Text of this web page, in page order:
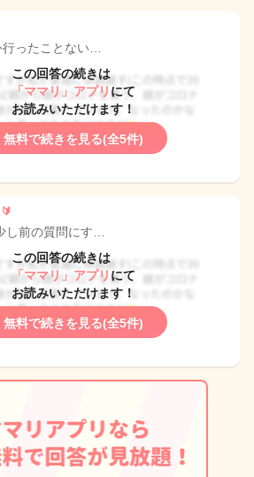
ったことない…
この回答の続きは
「ママリ」アプリ にて
お読みいただけます！
無料で続きを見る(全5件)
し前の質問にす…
この回答の続きは
「ママリ」アプリ にて
お読みいただけます！
無料で続きを見る(全5件)